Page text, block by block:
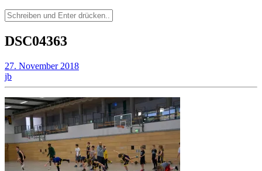
Suchen
nach:
DSC04363
27. November 2018
jb